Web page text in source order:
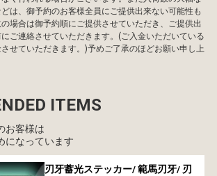
は、御予約のお客様全員にご提供出来ない可能性も
場合は御予約順にご提供させていただき、ご提供出
ご連絡させていただきます。(ご入金いただいている
せていただきます。)予めご了承のほどお願い申し上
ITEMS
お客様は
になっています
刃牙蓄光ステッカー/ 範馬刃牙/ 刃